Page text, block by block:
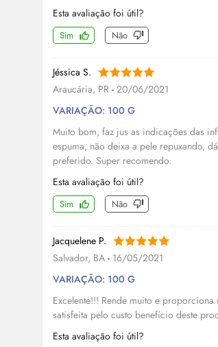
Esta avaliação foi útil?
Sim Não
Jéssica S.
Araucária, PR - 20/06/2021
VARIAÇÃO: 100 G
Muito bom, faz jus as indicações das
espuma, não deixa a pele repuxando,
preferido. Super recomendo.
Esta avaliação foi útil?
Sim Não
Jacquelene P.
Salvador, BA - 16/05/2021
VARIAÇÃO: 100 G
Excelente!!! Rende muito e
satisfeita pelo custo benefício deste
Esta avaliação foi útil?